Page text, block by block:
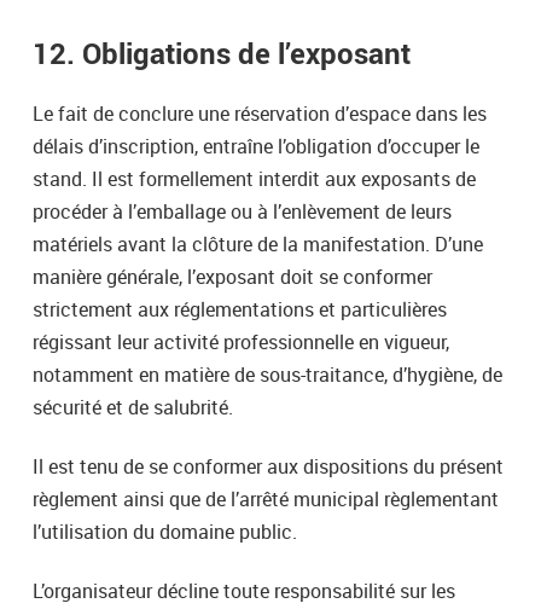
12. Obligations de l’exposant
Le fait de conclure une réservation d’espace dans les
délais d’inscription, entraîne l’obligation d’occuper le
stand. Il est formellement interdit aux exposants de
procéder à l’emballage ou à l’enlèvement de leurs
matériels avant la clôture de la manifestation. D’une
manière générale, l’exposant doit se conformer
strictement aux réglementations et particulières
régissant leur activité professionnelle en vigueur,
notamment en matière de sous-traitance, d’hygiène, de
sécurité et de salubrité.
Il est tenu de se conformer aux dispositions du présent
règlement ainsi que de l’arrêté municipal règlementant
l’utilisation du domaine public.
L’organisateur décline toute responsabilité sur les